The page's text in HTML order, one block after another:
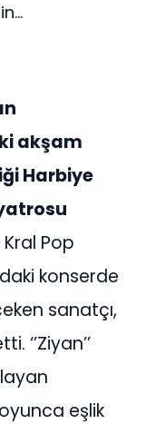
akşam
Harbiye
Kral Pop
konserde
sanatçı,
‘’Ziyan’’
eşlik